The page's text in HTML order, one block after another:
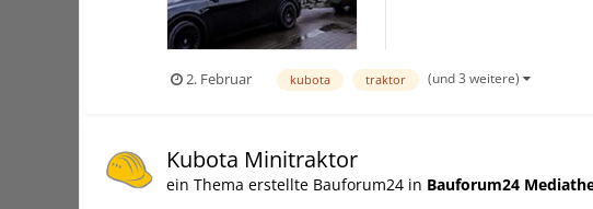
2. Februar kubota traktor (und 3 weitere)
Kubota Minitraktor
ein Thema erstellte Bauforum24 in Bauforum24